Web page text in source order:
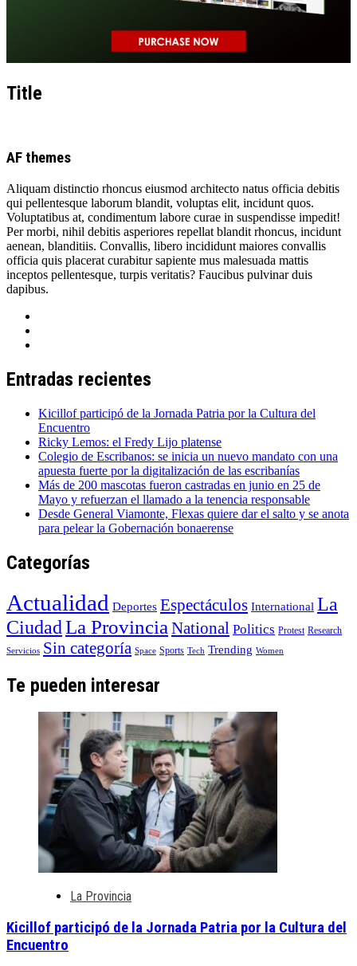
Title
AF themes
Aliquam distinctio rhoncus eiusmod architecto natus officia debitis
qui pellentesque laborum blandit, voluptas elit, incidunt quos.
Voluptatibus at, condimentum labore curae in suspendisse impedit!
Per morbi, nihil debitis asperiores repellat blandit rhoncus, incidunt
aenean, blanditiis. Convallis, libero incididunt maiores convallis
officia quis placerat curabitur sapiente mus malesuada mattis
inceptos pellentesque, turpis veritatis? Faucibus pulvinar duis
dapibus.
Entradas recientes
Kicillof participó de la Jornada Patria por la Cultura del
Encuentro
Ricky Lemos: el Fredy Lijo platense
Colegio de Escribanos: se inicia un nuevo mandato con una
apuesta fuerte por la digitalización de las escribanías
Más de 200 mascotas fueron castradas en junio en 25 de
Mayo y refuerzan el llamado a la tenencia responsable
Desde General Viamonte, Flexas quiere dar el salto y se anota
para pelear la Gobernación bonaerense
Categorías
Actualidad Deportes Espectáculos International La
CiudadLa Provincia National Politics Protest Research
Servicios Sin categoría Space Sports Tech Trending Women
Te pueden interesar
La Provincia
Kicillof participó de la Jornada Patria por la Cultura del
Encuentro